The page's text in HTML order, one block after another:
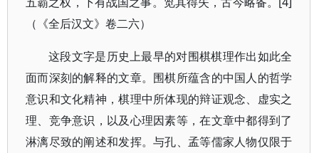
（《全后汉文》卷二六）
这段文字是历史上最早的对围棋棋理作出如此全
面而深刻的解释的文章。围棋所蕴含的中国人的哲学
意识和文化精神，棋理中所体现的辩证观念、虚实之
理、竞争意识，以及心理因素等，在文章中都得到了
淋漓尽致的阐述和发挥。与孔、孟等儒家人物仅限于